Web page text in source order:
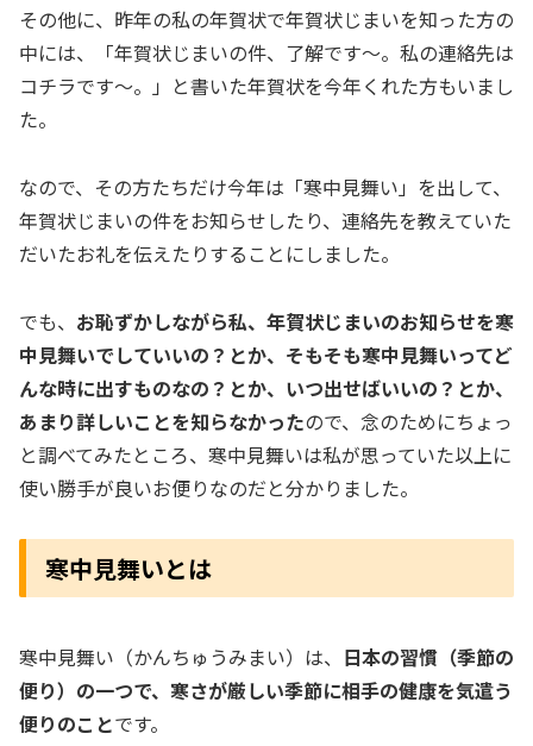
その他に、昨年の私の年賀状で年賀状じまいを知った方の
中には、「年賀状じまいの件、了解です～。私の連絡先は
コチラです～。」と書いた年賀状を今年くれた方もいまし
た。
なので、その方たちだけ今年は「寒中見舞い」を出して、
年賀状じまいの件をお知らせしたり、連絡先を教えていた
だいたお礼を伝えたりすることにしました。
でも、 お恥ずかしながら私、年賀状じまいのお知らせを寒
中見舞いでしていいの？とか、そもそも寒中見舞いってど
んな時に出すものなの？とか、いつ出せばいいの？とか、
あまり詳しいことを知らなかったので、念のためにちょっ
と調べてみたところ、寒中見舞いは私が思っていた以上に
使い勝手が良いお便りなのだと分かりました。
寒中見舞いとは
寒中見舞い（かんちゅうみまい）は、 日本の習慣（季節の
便り）の一つで、寒さが厳しい季節に相手の健康を気遣う
便りのことです。